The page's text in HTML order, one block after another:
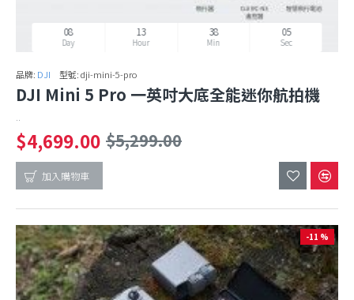
08
Day
13
Hour
38
Min
02
Sec
品牌: DJI 型號:dji-mini-5-pro
DJI Mini 5 Pro 一英吋大底全能迷你航拍機
..
$4,699.00 $5,299.00
加入購物車
-11 %